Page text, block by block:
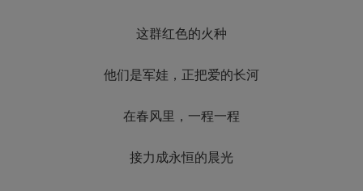
这群红色的火种
他们是军娃，正把爱的长河
在春风里，一程一程
接力成永恒的晨光